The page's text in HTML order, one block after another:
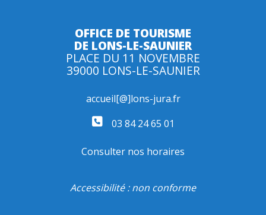
OFFICE DE TOURISME
DE LONS-LE-SAUNIER
PLACE DU 11 NOVEMBRE
39000 LONS-LE-SAUNIER
accueil[@]lons-jura.fr
03 84 24 65 01
Consulter nos horaires
Accessibilité : non conforme